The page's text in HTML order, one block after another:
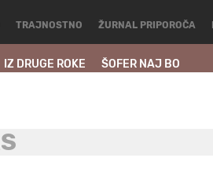
IZ DRUGE ROKE ŠOFER NAJ BO
TRAJNOSTNO ŽURNAL PRIPOROČA